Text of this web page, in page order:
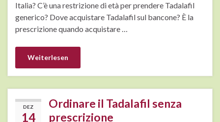
Italia? C’è una restrizione di età per prendere Tadalafil
generico? Dove acquistare Tadalafil sul bancone? È la
prescrizione quando acquistare …
Weiterlesen
DEZ
14
Ordinare il Tadalafil senza
prescrizione